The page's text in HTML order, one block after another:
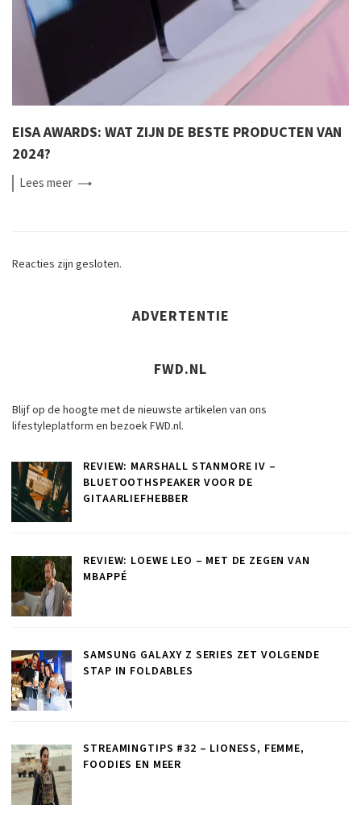
EISA AWARDS: WAT ZIJN DE BESTE PRODUCTEN VAN
2024?
Leesmeer
Reacties zijn gesloten.
ADVERTENTIE
FWD.NL
Blijf op de hoogte met de nieuwste artikelen van ons
lifestyleplatform en bezoek FWD.nl.
REVIEW: MARSHALL STANMORE IV –
BLUETOOTHSPEAKER VOOR DE
GITAARLIEFHEBBER
REVIEW: LOEWE LEO – MET DE ZEGEN VAN
MBAPPÉ
SAMSUNG GALAXY Z SERIES ZET VOLGENDE
STAP IN FOLDABLES
STREAMINGTIPS #32 – LIONESS, FEMME,
FOODIES EN MEER